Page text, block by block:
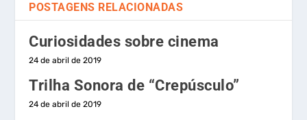
POSTAGENS RELACIONADAS
Curiosidades sobre cinema
24 de abril de 2019
Trilha Sonora de “Crepúsculo”
24 de abril de 2019